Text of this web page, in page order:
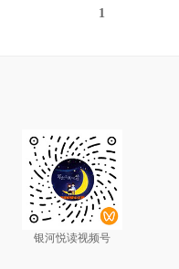
1
银河悦读视频号